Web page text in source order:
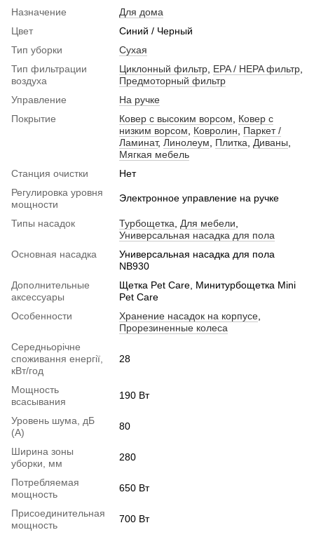
Назначение
Для дома
Цвет
Синий / Черный
Тип уборки
Сухая
Тип фильтрации
воздуха
Циклонный фильтр, EPA / HEPA фильтр,
Предмоторный фильтр
Управление
На ручке
Покрытие
Ковер с высоким ворсом, Ковер с
низким ворсом, Ковролин, Паркет /
Ламинат, Линолеум, Плитка, Диваны,
Мягкая мебель
Станция очистки
Нет
Регулировка уровня
мощности
Электронное управление на ручке
Типы насадок Турбощетка, Для мебели,
Универсальная насадка для пола
Основная насадка
Универсальная насадка для пола
NB930
Дополнительные
аксессуары
Щетка Pet Care, Минитурбощетка Mini
Pet Care
Особенности
Хранение насадок на корпусе,
Прорезиненные колеса
Середньорічне
споживання енергії,
кВт/год
28
Мощность
всасывания
190 Вт
Уровень шума, дБ
(А)
80
Ширина зоны
уборки, мм
280
Потребляемая
мощность
650 Вт
Присоединительная
мощность
700 Вт